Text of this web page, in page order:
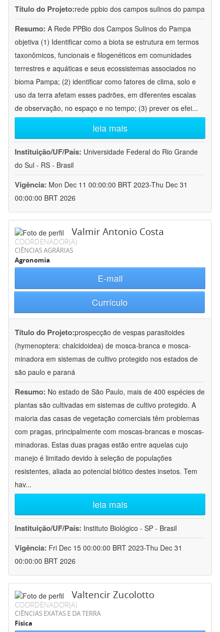
Título do Projeto:rede ppbio dos campos sulinos do pampa
Resumo: A Rede PPBio dos Campos Sulinos do Pampa
objetiva (1) Identificar como a biota se estrutura em termos
taxonômicos, funcionais e filogenéticos em comunidades
terrestres e aquáticas e seus ecossistemas associados no
bioma Pampa; (2) identificar como fatores de clima, solo e
uso da terra afetam esses padrões, em diferentes escalas
de observação, no espaço e no tempo; (3) prever os efei...
leia mais
Instituição/UF/País: Universidade Federal do Rio Grande
do Sul - RS - Brasil
Vigência: Mon Dec 11 00:00:00 BRT 2023-Thu Dec 31
00:00:00 BRT 2026
Valmir Antonio Costa
COORDENADOR(A)
CIÊNCIAS AGRÁRIAS
Agronomia
E-mail
Currículo
Título do Projeto:prospecção de vespas parasitoides
(hymenoptera: chalcidoidea) de mosca-branca e mosca-
minadora em sistemas de cultivo protegido nos estados de
são paulo e paraná
Resumo: No estado de São Paulo, mais de 400 espécies de
plantas são cultivadas em sistemas de cultivo protegido. A
maioria das casas de vegetação comerciais têm problemas
com pragas, principalmente com moscas-brancas e moscas-
minadoras. Estas duas pragas estão entre aquelas cujo
manejo é limitado devido à seleção de populações
resistentes, aliada ao potencial biótico destes insetos. Tem
hav...
leia mais
Instituição/UF/País: Instituto Biológico - SP - Brasil
Vigência: Fri Dec 15 00:00:00 BRT 2023-Thu Dec 31
00:00:00 BRT 2026
Valtencir Zucolotto
COORDENADOR(A)
CIÊNCIAS EXATAS E DA TERRA
Física